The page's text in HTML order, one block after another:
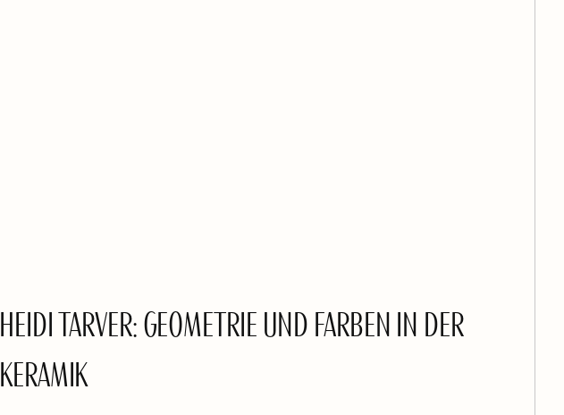
HEIDI TARVER: GEOMETRIE UND FARBEN IN DER
KERAMIK